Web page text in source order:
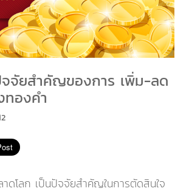
จัยสำคัญของการ เพิ่ม-ลด
ทองคำ
าดโลก เป็นปัจจัยสำคัญในการตัดสินใจ